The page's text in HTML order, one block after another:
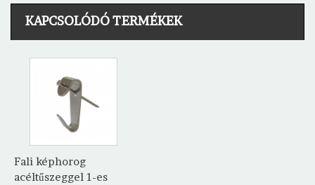
KAPCSOLÓDÓ TERMÉKEK
Fali képhorog
acéltűszeggel 1-es